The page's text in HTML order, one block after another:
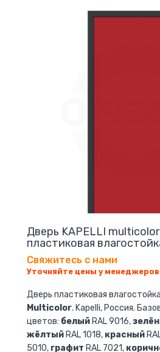
Дверь KAPELLI
пластиковая
Свяжитесь с нами
Уточняйте цены у менеджеров
Дверь пластиковая
Multicolor. Kapelli, Россия.
цветов: белый RAL 9016,
жёлтый RAL 1018, красный
5010, графит RAL 7021,